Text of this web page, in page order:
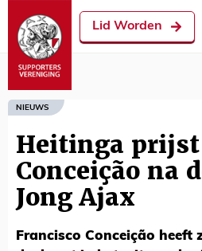
Lid Worden
NIEUWS
Heitinga prijst
Conceição na
Jong Ajax
Francisco Conceição heeft